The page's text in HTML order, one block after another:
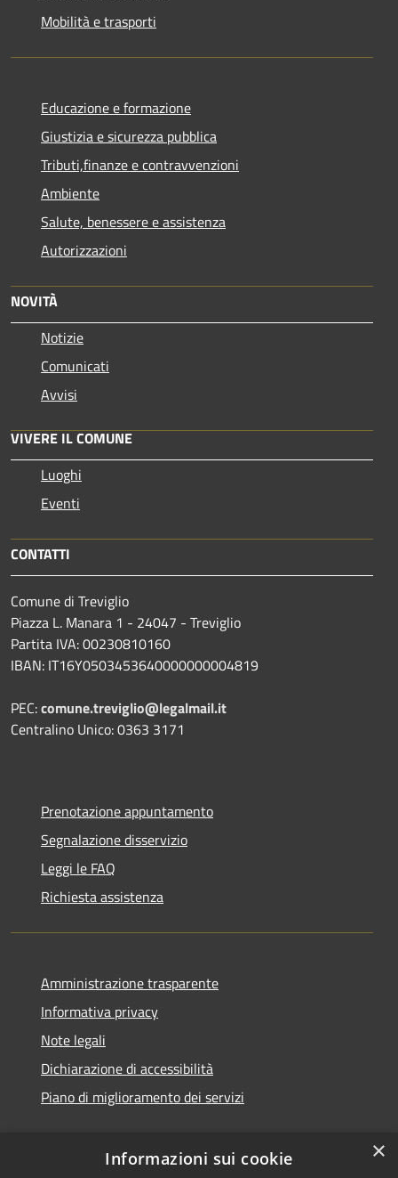
Mobilità e trasporti
Educazione e formazione
Giustizia e sicurezza pubblica
Tributi,finanze e contravvenzioni
Ambiente
Salute, benessere e assistenza
Autorizzazioni
NOVITÀ
Notizie
Comunicati
Avvisi
VIVERE IL COMUNE
Luoghi
Eventi
CONTATTI
Comune di Treviglio
Piazza L. Manara 1 - 24047 - Treviglio
Partita IVA: 00230810160
IBAN: IT16Y0503453640000000004819
PEC:comune.treviglio@legalmail.it
Centralino Unico: 0363 3171
Prenotazione appuntamento
Segnalazione disservizio
Leggi le FAQ
Richiesta assistenza
Amministrazione trasparente
Informativa privacy
Note legali
Dichiarazione di accessibilità
Piano di miglioramento dei servizi
×
Informazioni sui cookie